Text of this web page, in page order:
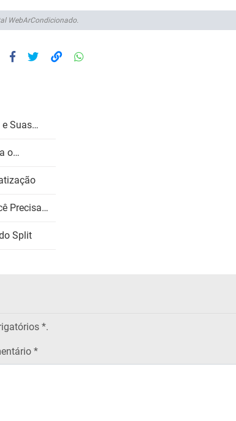
WebArCondicionado.
e Suas…
o…
Precisa…
Split
*.
*